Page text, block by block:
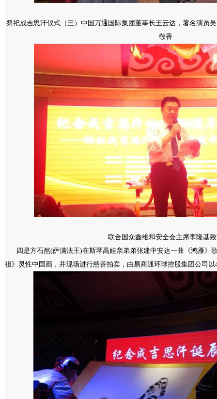
祭祀成吉思汗仪式（三）中国万通国际集团董事长王云达，著名演员
敬香
联合国众鑫维和安全会主席李隆基
四是方石然(萨满法王)在斯琴高娃亲弟弟张建中安达一曲《鸿雁》
祖》灵性中国画，并现场进行慈善拍卖，由易商通环球控股集团公司